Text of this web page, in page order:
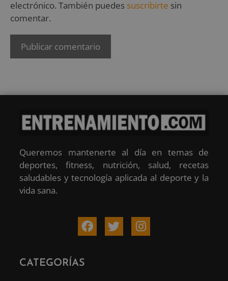
electrónico. También puedes suscribirte sin
comentar.
Queremos mantenerte al día en temas de
deportes, fitness, nutrición, salud, recetas
saludables y tecnología aplicada al deporte y la
vida sana.
CATEGORÍAS